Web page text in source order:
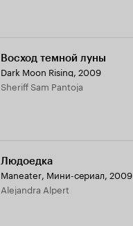
Восход темной луны
Dark Moon Rising, 2009
Sheriff Sam Pantoja
Людоедка
Maneater, Мини-сериал, 2009
Alejandra Alpert